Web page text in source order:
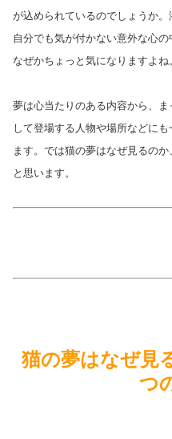
が込められているのでしょうか。
自分でも気が付かない意外な心
なぜかちょっと気になりますよね
夢は心当たりのある内容から、
して登場する人物や場所などに
ます。では猫の夢はなぜ見るの
と思います。
猫の夢はなぜ見
つ